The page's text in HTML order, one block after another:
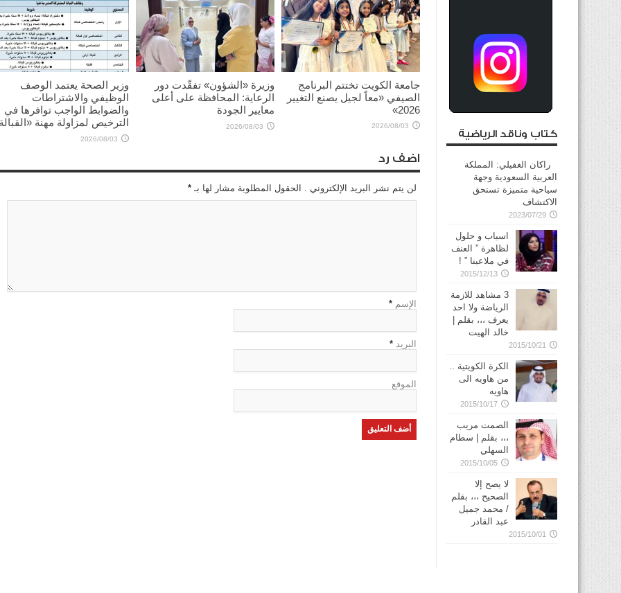
2026/08/03
2026/08/03
جامعة الكويت تختتم البرنامج
الصيفي «معاً لجيل يصنع التغيير
2026»
2026/08/03
وزيرة «الشؤون» تفقّدت دور
الرعاية: المحافظة على أعلى
معايير الجودة
2026/08/03
وزير الصحة يعتمد الوصف
الوظيفي والاشتراطات
والضوابط الواجب توافرها في
الترخيص لمزاولة مهنة
2026/08/03
اضف رد
لن يتم نشر البريد الإلكتروني . الحقول المطلوبة مشار لها بـ *
الإسم *
البريد *
الموقع
كتاب وناقد الرياضية
راكان الغفيلي: المملكة
العربية السعودية وجهة
سياحية متميزة تستحق
الاكتشاف
2023/07/29
اسباب و حلول
لظاهرة ” العنف
في ملاعبنا ” !
2015/12/13
3 مشاهد للازمة
الرياضة ولا احد
يعرف ،،، بقلم |
خالد الهيت
2015/10/21
الكرة الكويتية ..
من هاويه الى
هاويه
2015/10/17
الصمت مريب
،،، بقلم | سطام
السهلي
2015/10/05
لا يصح إلا
الصحيح ،،، بقلم
/ محمد جميل
عبد القادر
2015/10/01